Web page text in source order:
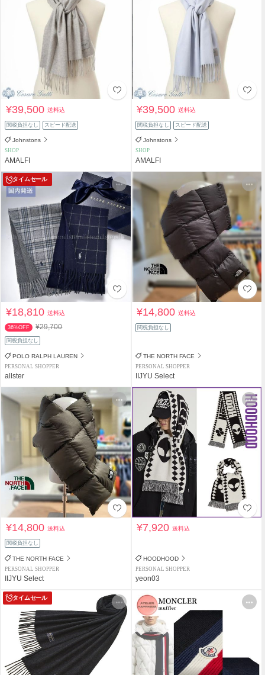
¥39,500送料込
関税負担なし スピード配送
Johnstons
SHOP
AMALFI
¥39,500送料込
関税負担なし スピード配送
Johnstons
SHOP
AMALFI
タイムセール
¥18,810送料込
36%OFF ¥29,700
関税負担なし
POLO RALPH LAUREN
PERSONAL SHOPPER
allster
¥14,800送料込
関税負担なし
THE NORTH FACE
PERSONAL SHOPPER
IIJYU Select
¥14,800送料込
関税負担なし
THE NORTH FACE
PERSONAL SHOPPER
IIJYU Select
¥7,920送料込
HOODHOOD
PERSONAL SHOPPER
yeon03
タイムセール